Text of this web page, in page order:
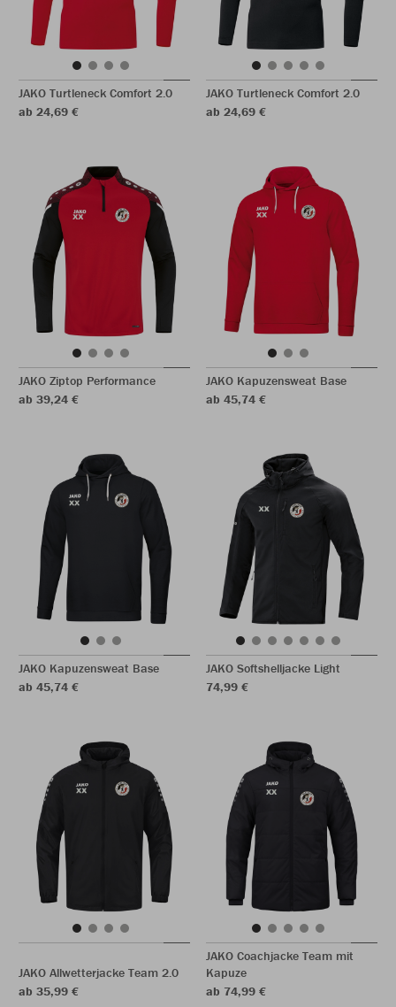
JAKO Turtleneck Comfort 2.0
ab 24,69 €
JAKO Turtleneck Comfort 2.0
ab 24,69 €
JAKO Ziptop Performance
ab 39,24 €
JAKO Kapuzensweat Base
ab 45,74 €
JAKO Kapuzensweat Base
ab 45,74 €
JAKO Softshelljacke Light
74,99 €
JAKO Allwetterjacke Team 2.0
ab 35,99 €
JAKO Coachjacke Team mit
Kapuze
ab 74,99 €